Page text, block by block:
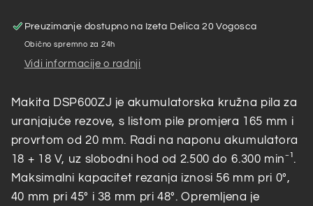
kružna
pila
cirkular
uranjajuće
rezove
DSP600ZJ
kružna
pila
cirkular
uranjajuće
rezove
DSP600ZJ
Preuzimanje dostupno na Izeta Delica 20 Vogosca
Obično spremno za 24h
Vidi informacije o radnji
Makita DSP600ZJ je akumulatorska kružna pila za
uranjajuće rezove, s listom pile promjera 165 mm i
provrtom od 20 mm. Radi na naponu akumulatora
18 + 18 V, uz slobodni hod od 2.500 do 6.300 min⁻¹.
Maksimalni kapacitet rezanja iznosi 56 mm pri 0°,
40 mm pri 45° i 38 mm pri 48°. Opremljena je